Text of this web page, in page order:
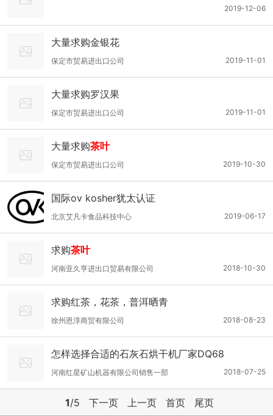
2019-12-06
大量求购金银花
2019-11-01
保定市贸易进出口公司
大量求购罗汉果
2019-11-01
保定市贸易进出口公司
大量求购茶叶
2019-10-30
保定市贸易进出口公司
国际ov kosher犹太认证
2019-06-17
北京艾凡卡食品科技中心
求购茶叶
2018-10-30
河南亚久亨进出口贸易有限公司
求购红茶，花茶，普洱晒青
2018-08-23
徐州恩淳商贸有限公司
怎样选择合适的石灰石烘干机厂家DQ68
2018-07-25
河南红星矿山机器有限公司销售一部
1/5 下一页 上一页 首页 尾页